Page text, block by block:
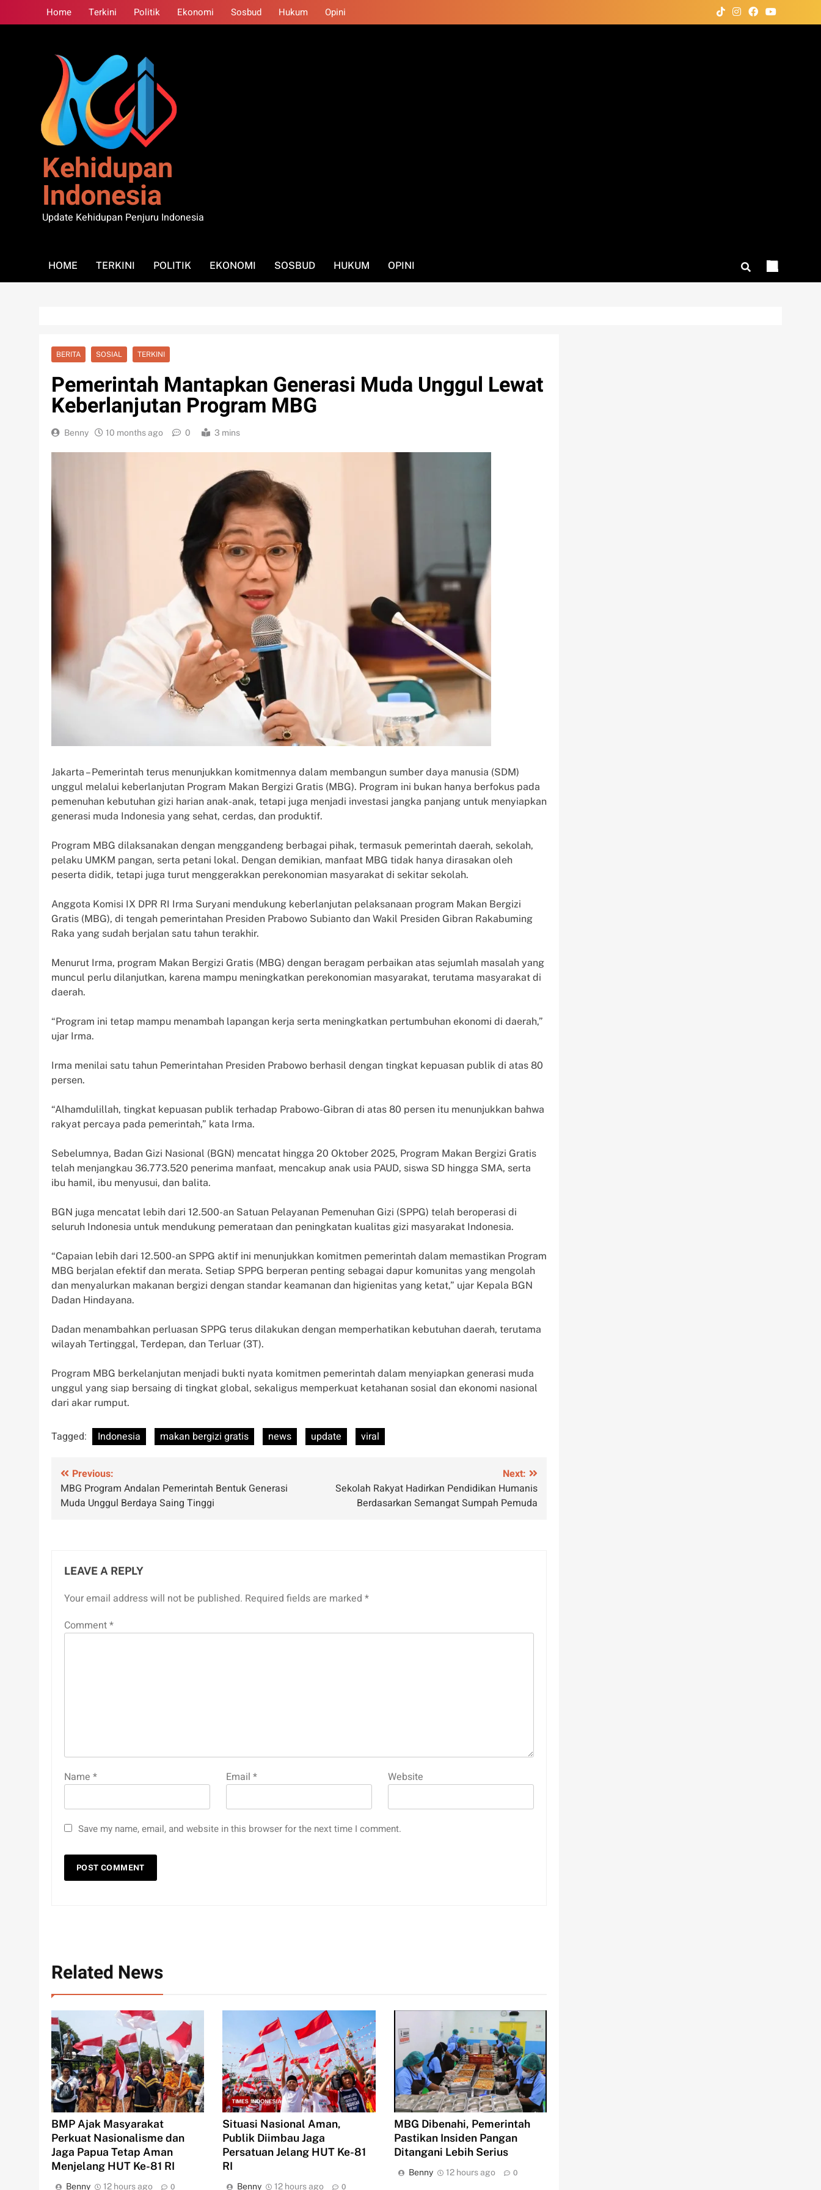
to
Home Terkini Politik Ekonomi Sosbud Hukum Opini
Kehidupan
Indonesia
Update Kehidupan Penjuru Indonesia
HOME TERKINI POLITIK EKONOMI SOSBUD HUKUM OPINI
BERITA SOSIAL TERKINI
Pemerintah Mantapkan Generasi Muda Unggul Lewat
Keberlanjutan Program MBG
Benny 10 months ago 0 3 mins
Jakarta – Pemerintah terus menunjukkan komitmennya dalam membangun sumber daya manusia (SDM)
unggul melalui keberlanjutan Program Makan Bergizi Gratis (MBG). Program ini bukan hanya berfokus pada
pemenuhan kebutuhan gizi harian anak-anak, tetapi juga menjadi investasi jangka panjang untuk menyiapkan
generasi muda Indonesia yang sehat, cerdas, dan produktif.
Program MBG dilaksanakan dengan menggandeng berbagai pihak, termasuk pemerintah daerah, sekolah,
pelaku UMKM pangan, serta petani lokal. Dengan demikian, manfaat MBG tidak hanya dirasakan oleh
peserta didik, tetapi juga turut menggerakkan perekonomian masyarakat di sekitar sekolah.
Anggota Komisi IX DPR RI Irma Suryani mendukung keberlanjutan pelaksanaan program Makan Bergizi
Gratis (MBG), di tengah pemerintahan Presiden Prabowo Subianto dan Wakil Presiden Gibran Rakabuming
Raka yang sudah berjalan satu tahun terakhir.
Menurut Irma, program Makan Bergizi Gratis (MBG) dengan beragam perbaikan atas sejumlah masalah yang
muncul perlu dilanjutkan, karena mampu meningkatkan perekonomian masyarakat, terutama masyarakat di
daerah.
“Program ini tetap mampu menambah lapangan kerja serta meningkatkan pertumbuhan ekonomi di daerah,”
ujar Irma.
Irma menilai satu tahun Pemerintahan Presiden Prabowo berhasil dengan tingkat kepuasan publik di atas 80
persen.
“Alhamdulillah, tingkat kepuasan publik terhadap Prabowo-Gibran di atas 80 persen itu menunjukkan bahwa
rakyat percaya pada pemerintah,” kata Irma.
Sebelumnya, Badan Gizi Nasional (BGN) mencatat hingga 20 Oktober 2025, Program Makan Bergizi Gratis
telah menjangkau 36.773.520 penerima manfaat, mencakup anak usia PAUD, siswa SD hingga SMA, serta
ibu hamil, ibu menyusui, dan balita.
BGN juga mencatat lebih dari 12.500-an Satuan Pelayanan Pemenuhan Gizi (SPPG) telah beroperasi di
seluruh Indonesia untuk mendukung pemerataan dan peningkatan kualitas gizi masyarakat Indonesia.
“Capaian lebih dari 12.500-an SPPG aktif ini menunjukkan komitmen pemerintah dalam memastikan Program
MBG berjalan efektif dan merata. Setiap SPPG berperan penting sebagai dapur komunitas yang mengolah
dan menyalurkan makanan bergizi dengan standar keamanan dan higienitas yang ketat,” ujar Kepala BGN
Dadan Hindayana.
Dadan menambahkan perluasan SPPG terus dilakukan dengan memperhatikan kebutuhan daerah, terutama
wilayah Tertinggal, Terdepan, dan Terluar (3T).
Program MBG berkelanjutan menjadi bukti nyata komitmen pemerintah dalam menyiapkan generasi muda
unggul yang siap bersaing di tingkat global, sekaligus memperkuat ketahanan sosial dan ekonomi nasional
dari akar rumput.
Tagged: Indonesia makan bergizi gratis news update viral
Post
navigation
Previous:
MBG Program Andalan Pemerintah Bentuk Generasi
Muda Unggul Berdaya Saing Tinggi
Next:
Sekolah Rakyat Hadirkan Pendidikan Humanis
Berdasarkan Semangat Sumpah Pemuda
LEAVE A REPLY
Your email address will not be published. Required fields are marked *
Comment*
Name * Email* Website
Save my name, email, and website in this browser for the next time I comment.
Related News
BMP Ajak Masyarakat
Perkuat Nasionalisme dan
Jaga Papua Tetap Aman
Menjelang HUT Ke-81 RI
Benny 12 hours ago 0
Situasi Nasional Aman,
Publik Diimbau Jaga
Persatuan Jelang HUT Ke-81
RI
Benny 12 hours ago 0
MBG Dibenahi, Pemerintah
Pastikan Insiden Pangan
Ditangani Lebih Serius
Benny 12 hours ago 0